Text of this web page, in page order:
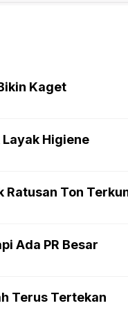
Kaget
Layak Higiene
Ratusan Ton
Ada PR Besar
Terus Tertekan